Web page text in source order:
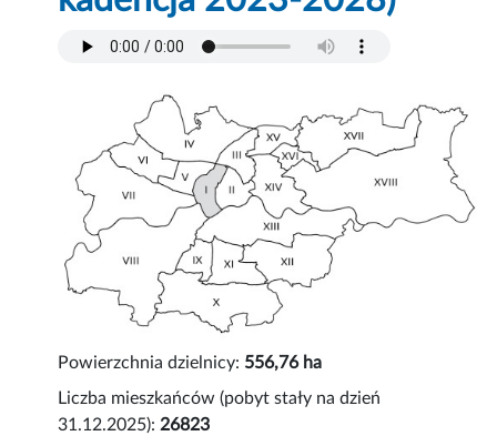
Powierzchnia dzielnicy: 556,76 ha
Liczba mieszkańców (pobyt stały na dzień
31.12.2025): 26823